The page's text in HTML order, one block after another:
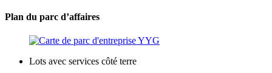
Plan du parc d’affaires
Lots avec services côté terre